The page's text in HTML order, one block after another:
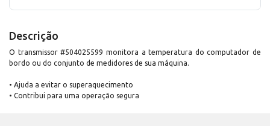
Descrição
O transmissor #504025599 monitora a temperatura do computador de
bordo ou do conjunto de medidores de sua máquina.
• Ajuda a evitar o superaquecimento
• Contribui para uma operação segura